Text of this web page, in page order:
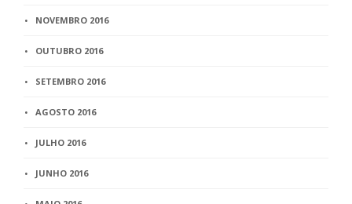
NOVEMBRO 2016
OUTUBRO 2016
SETEMBRO 2016
AGOSTO 2016
JULHO 2016
JUNHO 2016